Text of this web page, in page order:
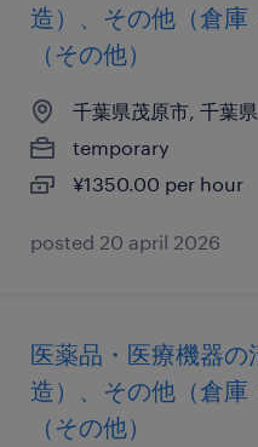
造）、その他（倉
（その他）
千葉県茂原市, 千葉県
temporary
¥1350.00 per hour
posted 20 april 2026
医薬品・医療機器の
造）、その他（倉
（その他）